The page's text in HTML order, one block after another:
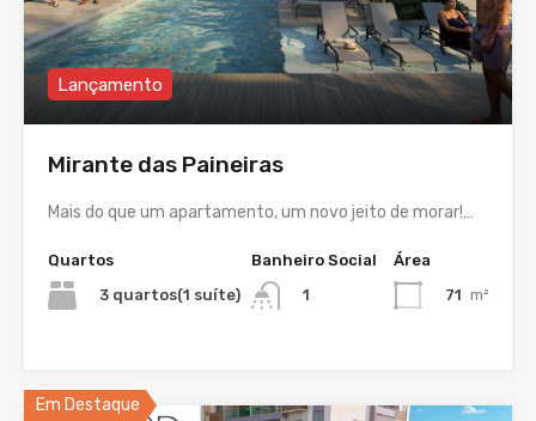
Lançamento
Mirante das Paineiras
Mais do que um apartamento, um novo jeito de morar!…
Quartos
3 quartos(1 suíte)
Banheiro Social
1
Área
71 m²
Em Destaque